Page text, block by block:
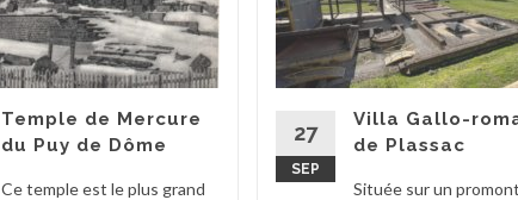
Temple de Mercure
du Puy de Dôme
Ce temple est le plus grand
27
SEP
Villa Gallo-
de Plassac
Située sur un